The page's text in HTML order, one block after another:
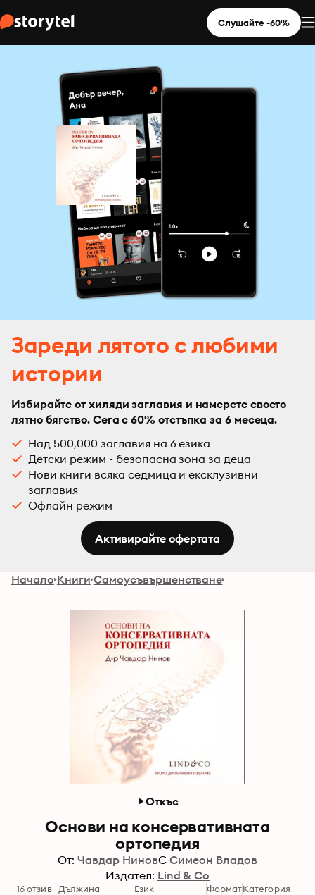
Слушайте -60%
Зареди лятото с любими
истории
Избирайте от хиляди заглавия и намерете своето
лятно бягство. Сега с 60% отстъпка за 6 месеца.
Над 500,000 заглавия на 6 езика
Детски режим - безопасна зона за деца
Нови книги всяка седмица и ексклузивни
заглавия
Офлайн режим
Активирайте офертата
Начало Книги Самоусъвършенстване
Откъс
Основи на консервативната
ортопедия
От: Чавдар НиновС Симеон Владов
Издател: Lind & Co
16 отзив Дължина Език ФорматКатегория